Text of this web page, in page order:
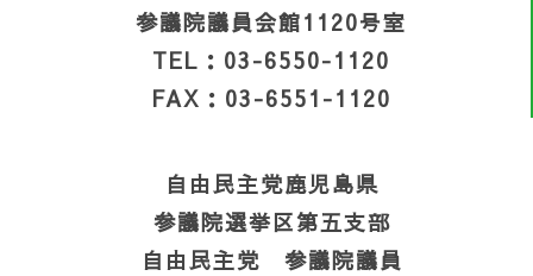
参議院議員会館1120号室
TEL：03-6550-1120
FAX：03-6551-1120
自由民主党鹿児島県
参議院選挙区第五支部
自由民主党 参議院議員